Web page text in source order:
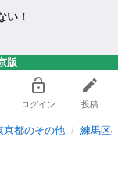
い！
版
ログイン 投稿
京都のその他 練馬区